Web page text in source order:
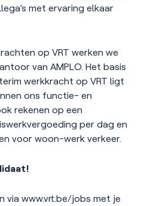
’s met ervaring elkaar
op VRT werken we
van AMPLO. Het basis
werkkracht op VRT ligt
ons functie- en
rekenen op een
per dag en
voor woon-werk verkeer.
via www.vrt.be/jobs met je